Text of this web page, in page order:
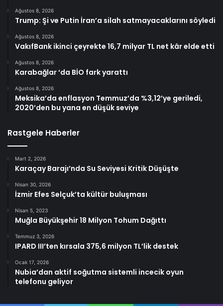
Ağustos 8, 2026
Trump: Şi ve Putin İran’a silah satmayacaklarını söyledi
Ağustos 8, 2026
VakıfBank ikinci çeyrekte 16,7 milyar TL net kâr elde etti
Ağustos 8, 2026
Karabağlar ‘da BİO fark yarattı
Ağustos 8, 2026
Meksika’da enflasyon Temmuz’da %3,12’ye geriledi,
2020’den bu yana en düşük seviye
Rastgele Haberler
Mart 2, 2026
Karaçay Barajı’nda Su Seviyesi Kritik Düşüşte
Nisan 30, 2026
İzmir Efes Selçuk’ta kültür buluşması
Nisan 5, 2023
Muğla Büyükşehir 18 Milyon Tohum Dağıttı
Temmuz 3, 2026
IPARD III’ten kırsala 375,6 milyon TL’lik destek
Ocak 17, 2026
Nubia’dan aktif soğutma sistemli incecik oyun
telefonu geliyor